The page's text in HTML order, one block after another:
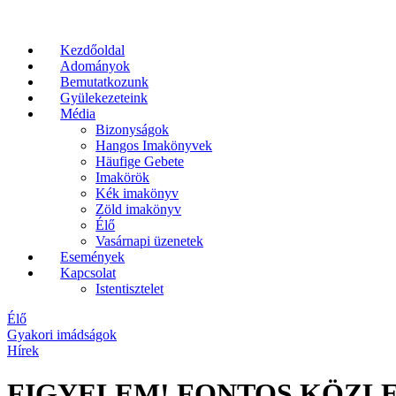
Kezdőoldal
Adományok
Bemutatkozunk
Gyülekezeteink
Média
Bizonyságok
Hangos Imakönyvek
Häufige Gebete
Imakörök
Kék imakönyv
Zöld imakönyv
Élő
Vasárnapi üzenetek
Események
Kapcsolat
Istentisztelet
Élő
Gyakori imádságok
Hírek